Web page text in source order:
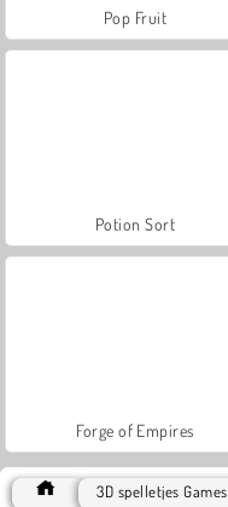
Pop Fruit
Potion Sort
Forge of Empires
3D spelletjes Games